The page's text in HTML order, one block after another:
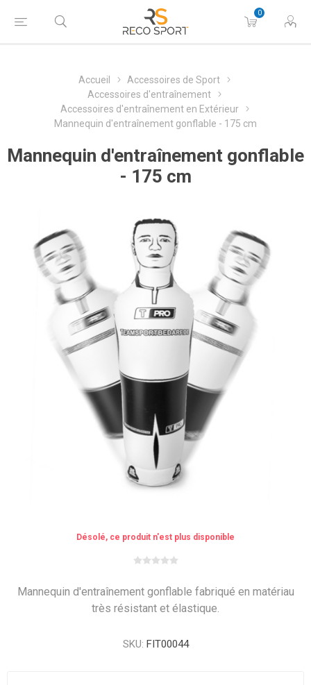
0
Accueil
Accessoires de Sport
Accessoires d'entraînement
Accessoires d'entraînement en Extérieur
Mannequin d'entraînement gonflable - 175 cm
Mannequin d'entraînement gonflable
- 175 cm
Désolé, ce produit n'est plus disponible
Mannequin d'entraînement gonflable fabriqué en matériau
très résistant et élastique.
SKU: FIT00044